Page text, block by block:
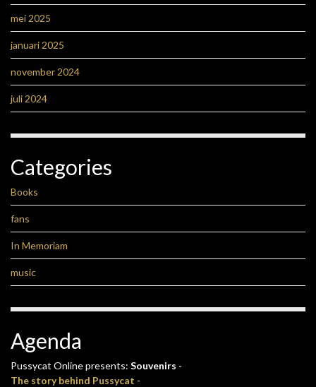
mei 2025
januari 2025
november 2024
juli 2024
Categories
Books
fans
In Memoriam
music
Agenda
Pussycat Online presents: Souvenirs -
The story behind Pussycat -